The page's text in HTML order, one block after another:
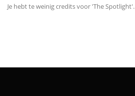
Je hebt te weinig credits voor 'The Spotlight'.